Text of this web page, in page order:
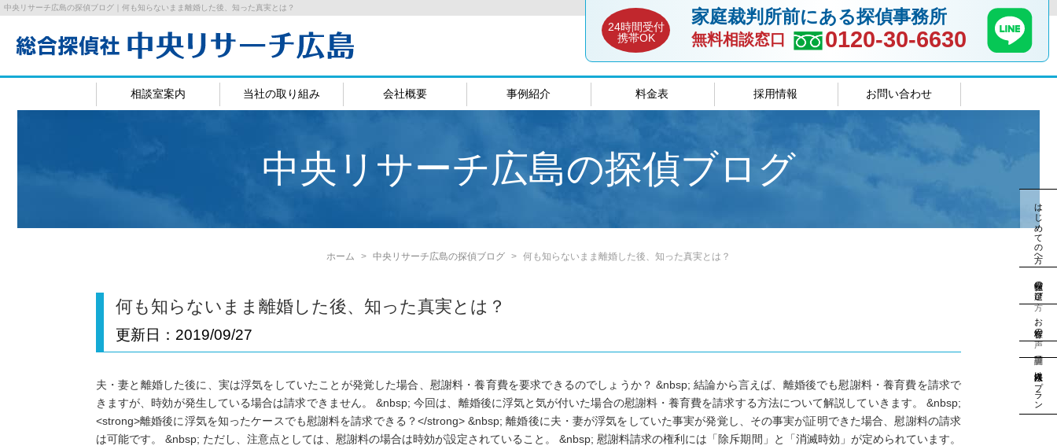
中央リサーチ広島の探偵ブログ｜何も知らないまま離婚した後、知った真実とは？
24時間受付
携帯OK
家庭裁判所前にある探偵事務所
無料相談窓口 0120-30-6630
はじめての方へ
探偵社の選び方
お客様の声
法人様向けプラン
相談室案内
島根相談室
当社の取り組み 会社概要 事例紹介 料金表 採用情報 お問い合わせ
中央リサーチ広島の探偵ブログ
ホーム 中央リサーチ広島の探偵ブログ 何も知らないまま離婚した後、知った真実とは？
何も知らないまま離婚した後、知った真実とは？
更新日： 2019/09/27
夫・妻と離婚した後に、実は浮気をしていたことが発覚した場合、慰謝料・養育費を要求できるのでしょうか？ &nbsp; 結論から言えば、離婚後でも慰謝料・養育費を請求で
きますが、時効が発生している場合は請求できません。 &nbsp; 今回は、離婚後に浮気と気が付いた場合の慰謝料・養育費を請求する方法について解説していきます。 &nbsp;
<strong>離婚後に浮気を知ったケースでも慰謝料を請求できる？</strong> &nbsp; 離婚後に夫・妻が浮気をしていた事実が発覚し、その事実が証明できた場合、慰謝料の請求
は可能です。 &nbsp; ただし、注意点としては、慰謝料の場合は時効が設定されていること。 &nbsp; 慰謝料請求の権利には「除斥期間」と「消滅時効」が定められています。